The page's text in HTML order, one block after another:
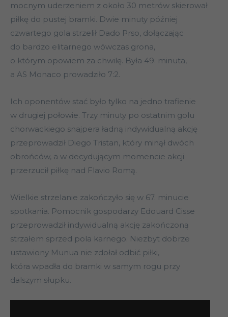
mocnym uderzeniem z około 30 metrów skierował
piłkę do pustej bramki. Dwie minuty później
czwartego gola strzelił Dado Prso, dołączając
do bardzo elitarnego wówczas grona,
o którym opowiem za chwilę. Była 49. minuta,
a AS Monaco prowadziło 7:2.
Ich oponentów stać było tylko na jedno trafienie
w drugiej połowie. Trzy minuty po ostatnim golu
chorwackiego snajpera ładną indywidualną akcję
przeprowadził Diego Tristan, który minął dwóch
obrońców, a w decydującym momencie akcji
przerzucił piłkę nad Flavio Romą.
Wielkie strzelanie zakończyło się w 67. minucie
spotkania. Pomocnik gospodarzy Edouard Cisse
przeprowadził indywidualną akcję zakończoną
strzałem sprzed pola karnego. Niezbyt dobrze
ustawiony Munua nie zdołał odbić piłki,
która wpadła do bramki w samym rogu przy
dalszym słupku.